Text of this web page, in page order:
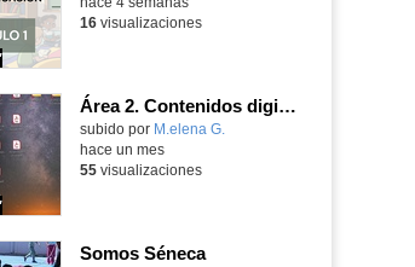
16visualizaciones
Área 2. Contenidos digitales
Contenido educativo.
subido por M.elena G.
hace un mes
55visualizaciones
Somos Séneca